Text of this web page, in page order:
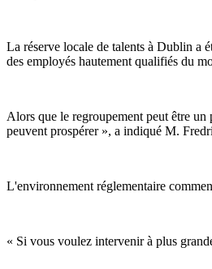
La réserve locale de talents à Dublin a
des employés hautement qualifiés du
Alors que le regroupement peut être un
peuvent prospérer », a indiqué M.
L'environnement réglementaire
« Si vous voulez intervenir à plus